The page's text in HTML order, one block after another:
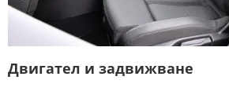
Двигател и задвижване